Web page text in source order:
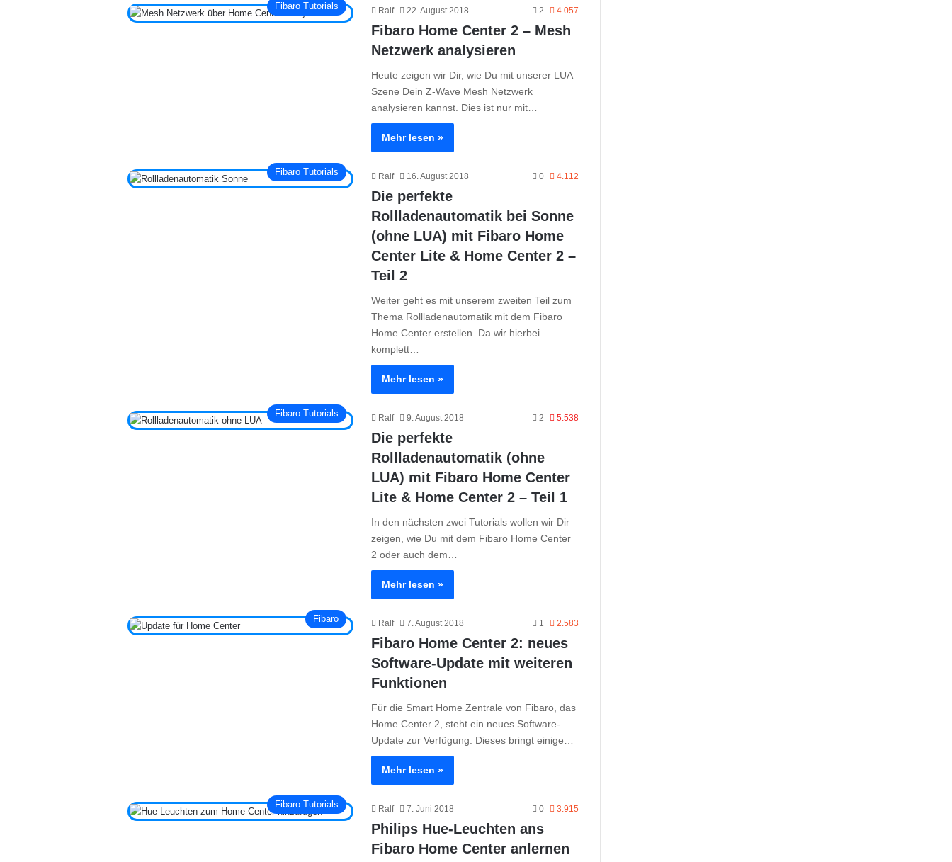
Fibaro Tutorials Ralf 22. August 2018 2 4.057
Fibaro Home Center 2 – Mesh
Netzwerk analysieren
Heute zeigen wir Dir, wie Du mit unserer LUA
Szene Dein Z-Wave Mesh Netzwerk
analysieren kannst. Dies ist nur mit…
Mehr lesen »
Fibaro Tutorials Ralf 16. August 2018 0 4.112
Die perfekte
Rollladenautomatik bei Sonne
(ohne LUA) mit Fibaro Home
Center Lite & Home Center 2 –
Teil 2
Weiter geht es mit unserem zweiten Teil zum
Thema Rollladenautomatik mit dem Fibaro
Home Center erstellen. Da wir hierbei
komplett…
Mehr lesen »
Fibaro Tutorials Ralf 9. August 2018 2 5.538
Die perfekte
Rollladenautomatik (ohne
LUA) mit Fibaro Home Center
Lite & Home Center 2 – Teil 1
In den nächsten zwei Tutorials wollen wir Dir
zeigen, wie Du mit dem Fibaro Home Center
2 oder auch dem…
Mehr lesen »
Fibaro Ralf 7. August 2018 1 2.583
Fibaro Home Center 2: neues
Software-Update mit weiteren
Funktionen
Für die Smart Home Zentrale von Fibaro, das
Home Center 2, steht ein neues Software-
Update zur Verfügung. Dieses bringt einige…
Mehr lesen »
Fibaro Tutorials Ralf 7. Juni 2018 0 3.915
Philips Hue-Leuchten ans
Fibaro Home Center anlernen